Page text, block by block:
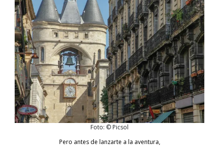
Foto: © Picsol
Pero antes de lanzarte a la aventura,